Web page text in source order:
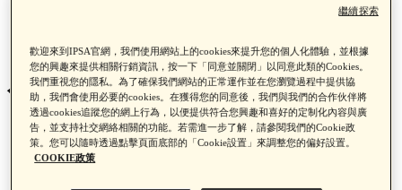
0
化妝棉
首頁
產品類別
歡迎來到IPSA官網，我們使用網站上的cookies來提升您的個人化體驗，並根據
您的興趣來提供相關行銷資訊，按一下「同意並關閉」以同意此類的Cookies。
我們重視您的隱私。為了確保我們網站的正常運作並在您瀏覽過程中提供協
助，我們會使用必要的cookies。在獲得您的同意後，我們與我們的合作伙伴將
透過cookies追蹤您的網上行為，以便提供符合您興趣和喜好的定制化內容與廣
告，並支持社交網絡相關的功能。若需進一步了解，請參閱我們的Cookie政
策。您可以隨時透過點擊頁面底部的「Cookie設置」來調整您的偏好設置。
COOKIE政策
繼續探索